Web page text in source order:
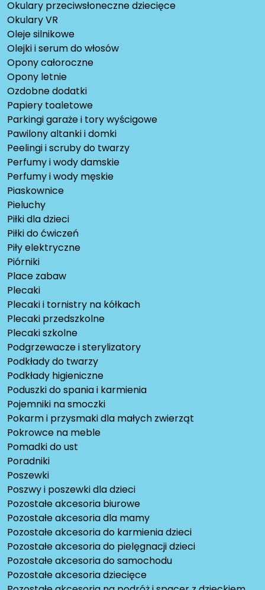
Okulary przeciwsłoneczne dziecięce
Okulary VR
Oleje silnikowe
Olejki i serum do włosów
Opony całoroczne
Opony letnie
Ozdobne dodatki
Papiery toaletowe
Parkingi garaże i tory wyścigowe
Pawilony altanki i domki
Peelingi i scruby do twarzy
Perfumy i wody damskie
Perfumy i wody męskie
Piaskownice
Pieluchy
Piłki dla dzieci
Piłki do ćwiczeń
Piły elektryczne
Piórniki
Place zabaw
Plecaki
Plecaki i tornistry na kółkach
Plecaki przedszkolne
Plecaki szkolne
Podgrzewacze i sterylizatory
Podkłady do twarzy
Podkłady higieniczne
Poduszki do spania i karmienia
Pojemniki na smoczki
Pokarm i przysmaki dla małych zwierząt
Pokrowce na meble
Pomadki do ust
Poradniki
Poszewki
Poszwy i poszewki dla dzieci
Pozostałe akcesoria biurowe
Pozostałe akcesoria dla mamy
Pozostałe akcesoria do karmienia dzieci
Pozostałe akcesoria do pielęgnacji dzieci
Pozostałe akcesoria do samochodu
Pozostałe akcesoria dziecięce